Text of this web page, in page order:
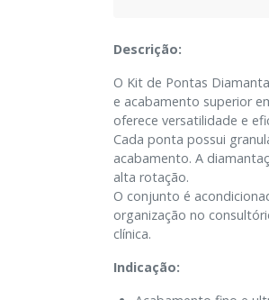
Descrição:
O Kit de Pontas
e acabamento superior
oferece versatilidade e
Cada ponta possui
acabamento. A
alta rotação.
O conjunto é
organização no
clínica.
Indicação: